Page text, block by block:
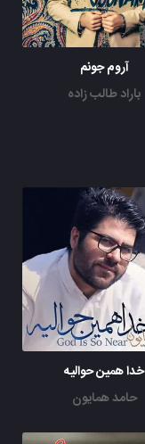
آروم جونم
باراد طالب زاده
خدا همین حوالیه
حامد همایون